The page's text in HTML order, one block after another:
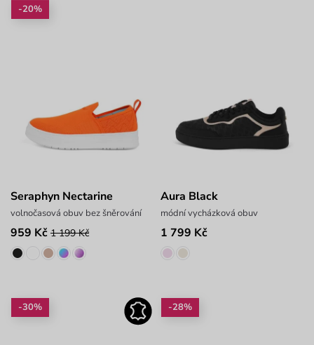
-20%
Seraphyn Nectarine
volnočasová obuv bez šněrování
959 Kč 1 199 Kč
Aura Black
módní vycházková obuv
1 799 Kč
-30% -28%